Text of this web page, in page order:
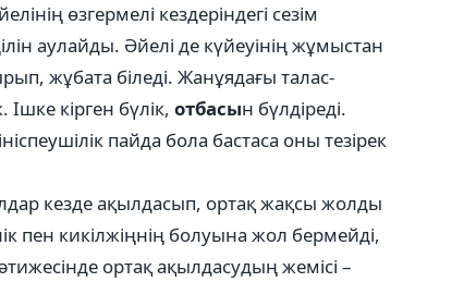
өзгермелі кездеріндегі сезім
аулайды. Әйелі де күйеуінің жұмыстан
жұбата біледі. Жанұядағы талас-
кірген бүлік, отбасын бүлдіреді.
пайда бола бастаса оны тезірек
кезде ақылдасып, ортақ жақсы жолды
пен кикілжіңнің болуына жол бермейді,
ортақ ақылдасудың жемісі –